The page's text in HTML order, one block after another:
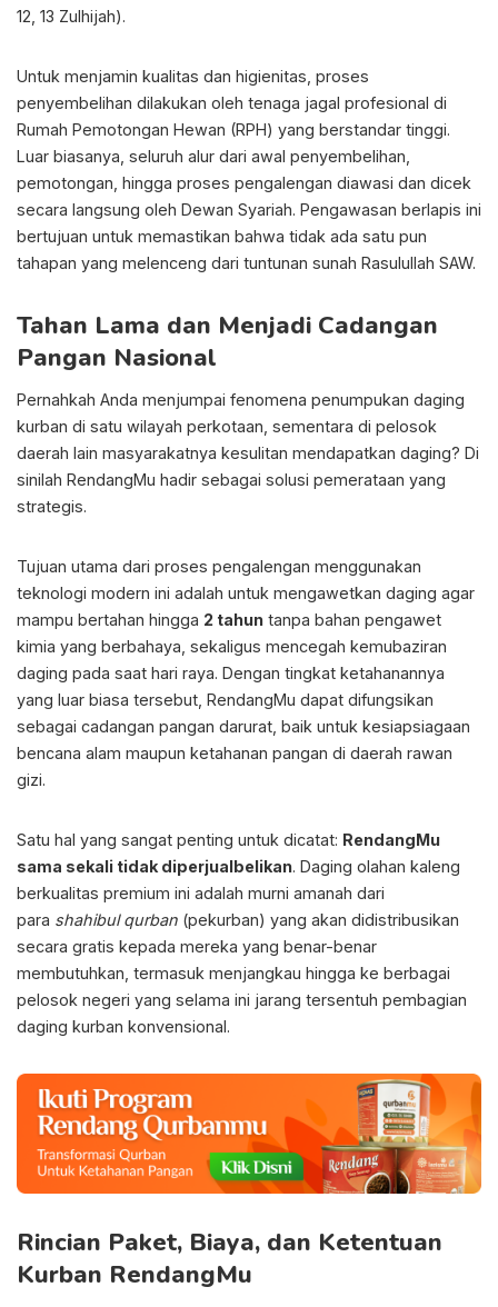
12, 13 Zulhijah).
Untuk menjamin kualitas dan higienitas, proses
penyembelihan dilakukan oleh tenaga jagal profesional di
Rumah Pemotongan Hewan (RPH) yang berstandar tinggi.
Luar biasanya, seluruh alur dari awal penyembelihan,
pemotongan, hingga proses pengalengan diawasi dan dicek
secara langsung oleh Dewan Syariah. Pengawasan berlapis ini
bertujuan untuk memastikan bahwa tidak ada satu pun
tahapan yang melenceng dari tuntunan sunah Rasulullah SAW.
Tahan Lama dan Menjadi Cadangan
Pangan Nasional
Pernahkah Anda menjumpai fenomena penumpukan daging
kurban di satu wilayah perkotaan, sementara di pelosok
daerah lain masyarakatnya kesulitan mendapatkan daging? Di
sinilah RendangMu hadir sebagai solusi pemerataan yang
strategis.
Tujuan utama dari proses pengalengan menggunakan
teknologi modern ini adalah untuk mengawetkan daging agar
mampu bertahan hingga 2 tahun tanpa bahan pengawet
kimia yang berbahaya, sekaligus mencegah kemubaziran
daging pada saat hari raya. Dengan tingkat ketahanannya
yang luar biasa tersebut, RendangMu dapat difungsikan
sebagai cadangan pangan darurat, baik untuk kesiapsiagaan
bencana alam maupun ketahanan pangan di daerah rawan
gizi.
Satu hal yang sangat penting untuk dicatat: RendangMu
sama sekali tidak diperjualbelikan. Daging olahan kaleng
berkualitas premium ini adalah murni amanah dari
para shahibul qurban (pekurban) yang akan didistribusikan
secara gratis kepada mereka yang benar-benar
membutuhkan, termasuk menjangkau hingga ke berbagai
pelosok negeri yang selama ini jarang tersentuh pembagian
daging kurban konvensional.
Rincian Paket, Biaya, dan Ketentuan
Kurban RendangMu